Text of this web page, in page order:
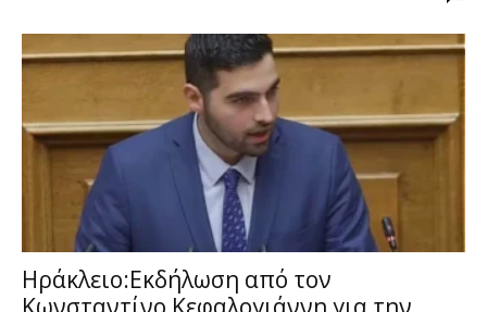
Ηράκλειο:Εκδήλωση από τον